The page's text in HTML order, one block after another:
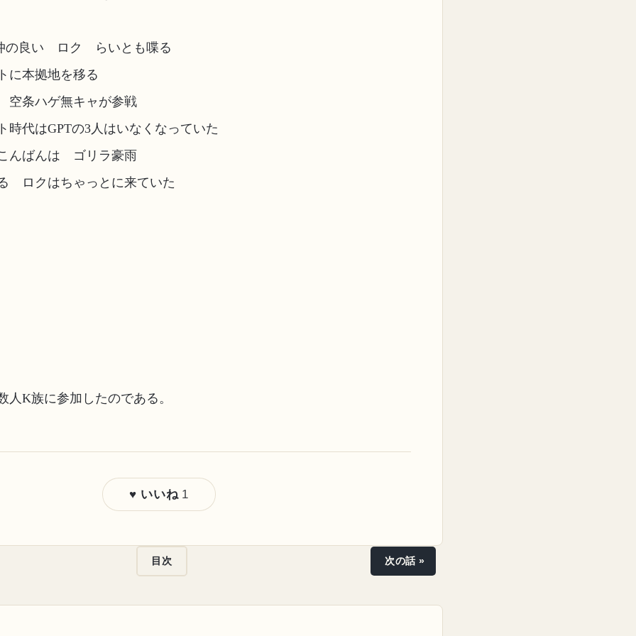
の良い ロク らいとも喋る
に本拠地を移る
条ハゲ無キャが参戦
時代はGPTの3人はいなくなっていた
んばんは ゴリラ豪雨
ロクはちゃっとに来ていた
K族に参加したのである。
♥ いいね 1
目次 次の話 »